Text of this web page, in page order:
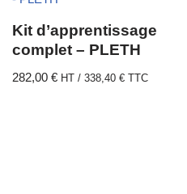
Kit d’apprentissage
complet – PLETH
282,00 € HT / 338,40 € TTC